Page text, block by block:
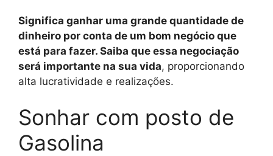
Significa ganhar uma grande quantidade de
dinheiro por conta de um bom negócio que
está para fazer. Saiba que essa negociação
será importante na sua vida, proporcionando
alta lucratividade e realizações.
Sonhar com posto de
Gasolina